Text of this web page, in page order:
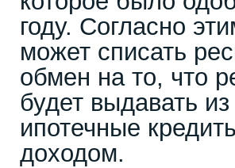
году. Согласно
может списать
обмен на то, что
будет выдавать
ипотечные
доходом.